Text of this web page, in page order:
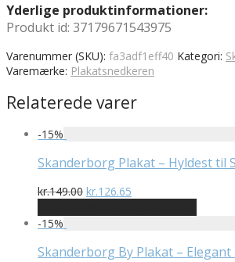
Yderlige produktinformationer:
Produkt id: 37179671543975
Varenummer (SKU): fa3adf1eff40 Kategori:
Varemærke: Plakatsnedkeren
Relaterede varer
-15%
Skanderborg Plakat – Hyldest til
kr.149.00 Den
pris
kr.149.00.
kr.126.65
pris
kr.126.65.
-15%
Skanderborg By Plakat –